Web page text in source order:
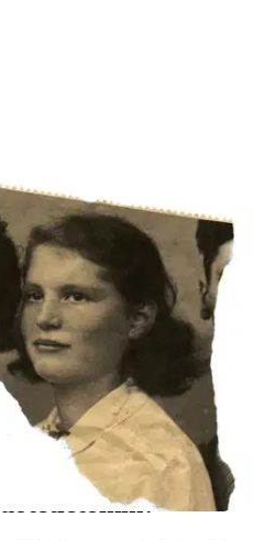
kuudesta miljoonasta
pariisilainen juutalaistyttö,
ja katosi. Melkein 50 vuotta
sattumalta vanhan lehti-
tytärtään, ja päätti selvittää
etsii tietoa, kuvittelee ja
Auschwitzin kitaan.
Modianon oman juutalaisen
Patrick
Dora Bruder
on todellinen, historiallinen
kirjailijan kotikaupunki Pariisi.
katu nimeltä Promenade
vuoden 2014 Nobelin